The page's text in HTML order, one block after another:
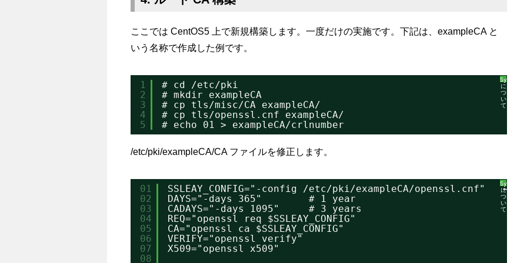
ここでは CentOS5 上で新規構築します。一度だけの実施です。下記は、exampleCA と
いう名称で作成した例です。
に
つ
い
て
1
2
3
4
5
# cd /etc/pki
# mkdir exampleCA
# cp tls/misc/CA exampleCA/
# cp tls/openssl.cnf exampleCA/
# echo 01 > exampleCA/crlnumber
/etc/pki/exampleCA/CA ファイルを修正します。
に
つ
い
て
01
02
03
04
05
06
07
08
SSLEAY_CONFIG="-config /etc/pki/exampleCA/openssl.cnf"   ← 追
DAYS="-days 365"        # 1 year
CADAYS="-days 1095"     # 3 years
REQ="openssl req $SSLEAY_CONFIG"
CA="openssl ca $SSLEAY_CONFIG"
VERIFY="openssl verify"
X509="openssl x509"